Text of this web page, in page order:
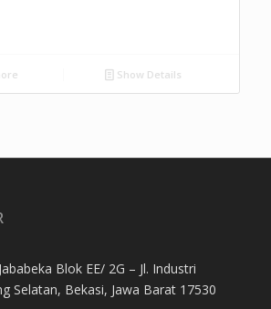
Show Details
Blok EE/ 2G – Jl. Industri
Selatan, Bekasi, Jawa Barat 17530